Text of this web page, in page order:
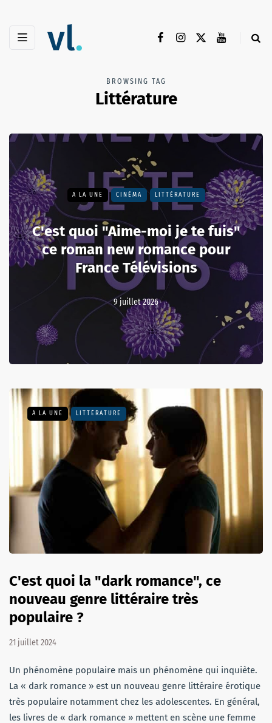
BROWSING TAG
Littérature
A LA UNE CINÉMA LITTÉRATURE
C'est quoi "Aime-moi je te fuis"
ce roman new romance pour
France Télévisions
9 juillet 2026
A LA UNE LITTÉRATURE
C'est quoi la "dark romance", ce
nouveau genre littéraire très
populaire ?
21 juillet 2024
Un phénomène populaire mais un phénomène qui inquiète.
La « dark romance » est un nouveau genre littéraire érotique
très populaire notamment chez les adolescentes. En général,
les livres de « dark romance » mettent en scène une femme